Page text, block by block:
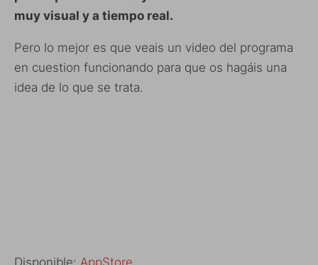
muy visual y a tiempo real.
Pero lo mejor es que veais un video del programa
en cuestion funcionando para que os hagáis una
idea de lo que se trata.
Disponible: AppStore